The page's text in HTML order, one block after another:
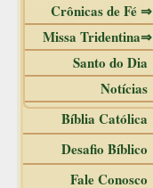
Crônicas de Fé ⇒
Missa Tridentina⇒
Santo do Dia
Notícias
Bíblia Católica
Desafio Bíblico
Fale Conosco